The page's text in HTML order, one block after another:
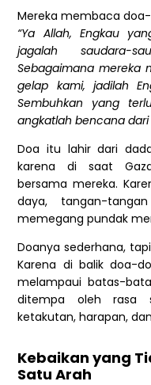
Mereka membaca
“Ya Allah, Engkau
jagalah saudara-
Sebagaimana mereka
gelap kami, jadilah
Sembuhkan yang
angkatlah bencana dari
Doa itu lahir dari
karena di saat
bersama mereka.
daya, tangan-
memegang pundak
Doanya sederhana,
Karena di balik doa-
melampaui batas-
ditempa oleh rasa
ketakutan, harapan,
Kebaikan yang
Satu Arah